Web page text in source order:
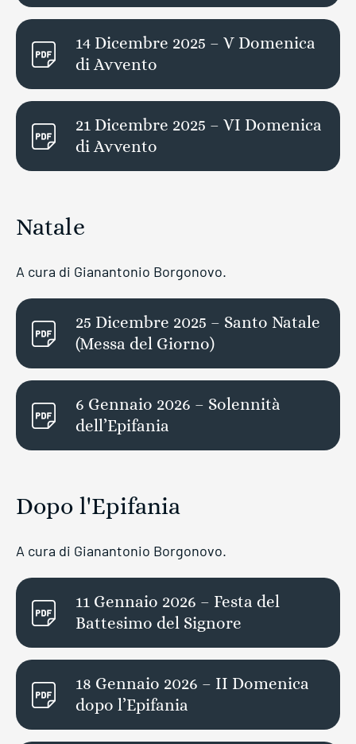
14 Dicembre 2025 – V Domenica
di Avvento
21 Dicembre 2025 – VI Domenica
di Avvento
Natale
A cura di Gianantonio Borgonovo.
25 Dicembre 2025 – Santo Natale
(Messa del Giorno)
6 Gennaio 2026 – Solennità
dell’Epifania
Dopo l'Epifania
A cura di Gianantonio Borgonovo.
11 Gennaio 2026 – Festa del
Battesimo del Signore
18 Gennaio 2026 – II Domenica
dopo l’Epifania